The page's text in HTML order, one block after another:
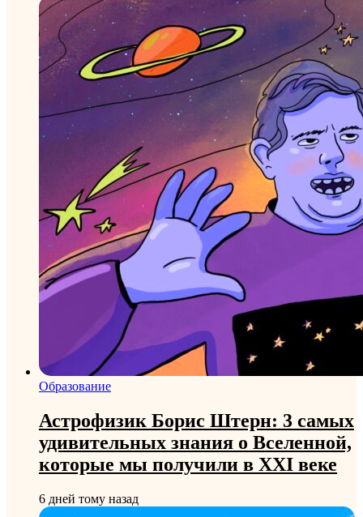
Образование
Астрофизик Борис Штерн: 3 самых
удивительных знания о Вселенной,
которые мы получили в XXI веке
6 дней тому назад